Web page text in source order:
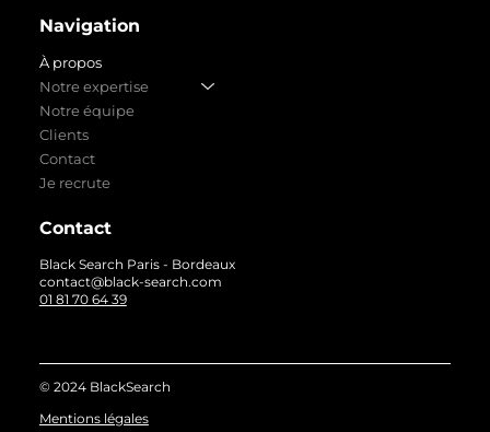
Navigation
À propos
Notre expertise
Notre équipe
Clients
Contact
Je recrute
Contact
Black Search Paris - Bordeaux
contact@black-search.com
01 81 70 64 39
© 2024 BlackSearch
Mentions légales